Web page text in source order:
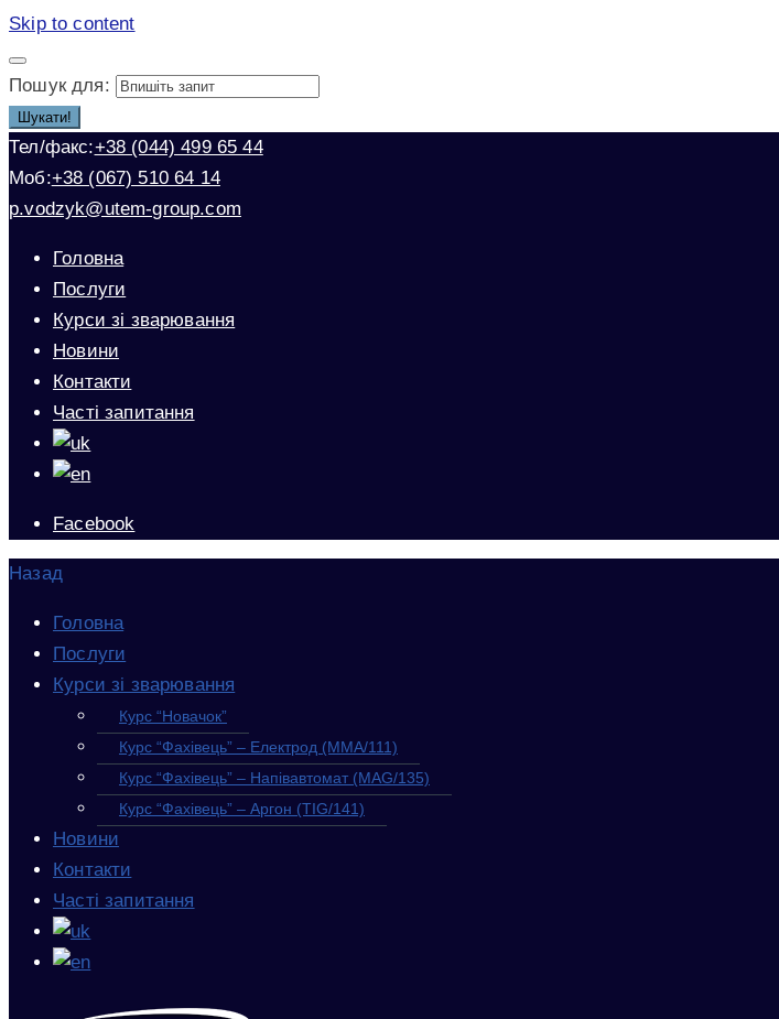
Skip to content
Пошук для:
Шукати!
Тел/факс:+38 (044) 499 65 44
Моб:+38 (067) 510 64 14
p.vodzyk@utem-group.com
Головна
Послуги
Курси зі зварювання
Новини
Контакти
Часті запитання
Facebook
Назад
Головна
Послуги
Курси зі зварювання
Курс “Новачок”
Курс “Фахівець” – Електрод (MMA/111)
Курс “Фахівець” – Напівавтомат (MAG/135)
Курс “Фахівець” – Аргон (TIG/141)
Новини
Контакти
Часті запитання